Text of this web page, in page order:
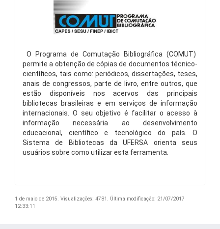
O Programa de Comutação Bibliográfica (COMUT)
permite a obtenção de cópias de documentos técnico-
científicos, tais como: periódicos, dissertações, teses,
anais de congressos, parte de livro, entre outros, que
estão disponíveis nos acervos das principais
bibliotecas brasileiras e em serviços de informação
internacionais. O seu objetivo é facilitar o acesso à
informação necessária ao desenvolvimento
educacional, científico e tecnológico do país. O
Sistema de Bibliotecas da UFERSA orienta seus
usuários sobre como utilizar esta ferramenta.
1 de maio de 2015. Visualizações: 4781. Última modificação: 21/07/2017
12:33:11